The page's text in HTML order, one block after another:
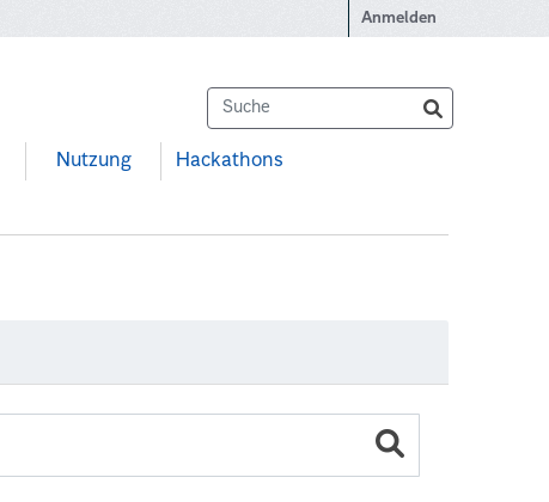
Anmelden
Nutzung Hackathons